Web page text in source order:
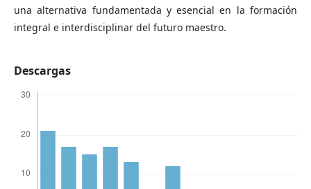
una alternativa fundamentada y esencial en la formación
integral e interdisciplinar del futuro maestro.
Descargas